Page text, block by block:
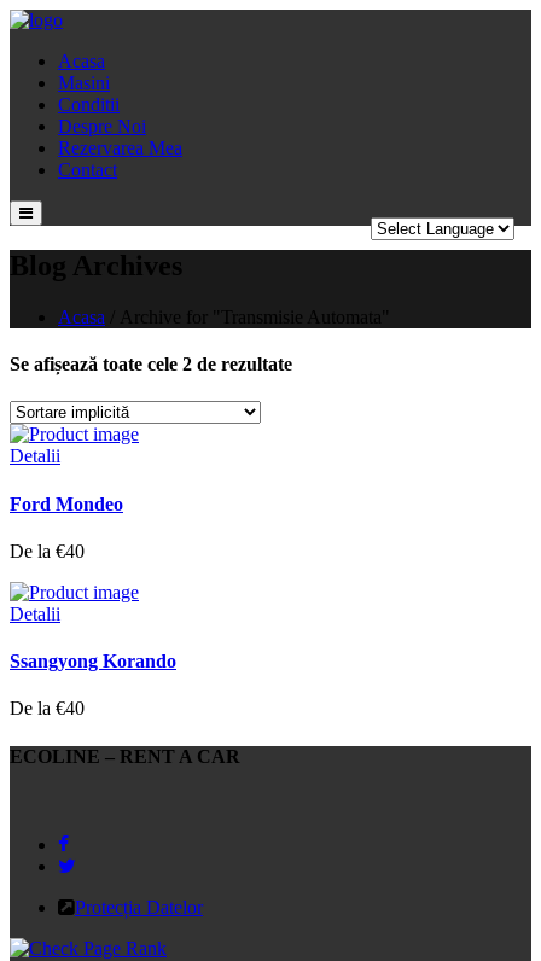
Acasa
Masini
Conditii
Despre Noi
Rezervarea Mea
Contact
Blog Archives
Acasa Archive for "Transmisie Automata"
Se afișează toate cele 2 de rezultate
Detalii
Ford Mondeo
De la €40
Detalii
Ssangyong Korando
De la €40
ECOLINE – RENT A CAR
Protecția Datelor